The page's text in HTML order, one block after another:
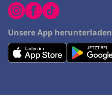
Unsere App herunterladen